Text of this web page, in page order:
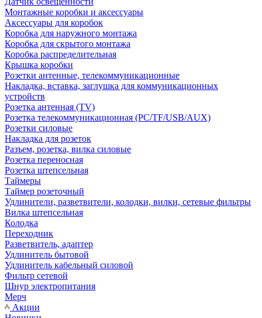
Монтажные коробки и аксессуары
Аксессуары для коробок
Коробка для наружного монтажа
Коробка для скрытого монтажа
Коробка распределительная
Крышка коробки
Розетки антенные, телекоммуникационные
Накладка, вставка, заглушка для коммуникационных
устройств
Розетка антенная (TV)
Розетка телекоммуникационная (PC/TF/USB/AUX)
Розетки силовые
Накладка для розеток
Разъем, розетка, вилка силовые
Розетка переносная
Розетка штепсельная
Таймеры
Таймер розеточный
Удлинители, разветвители, колодки, вилки, сетевые фильтры
Вилка штепсельная
Колодка
Переходник
Разветвитель, адаптер
Удлинитель бытовой
Удлинитель кабельный силовой
Фильтр сетевой
Шнур электропитания
Мерч
Акции